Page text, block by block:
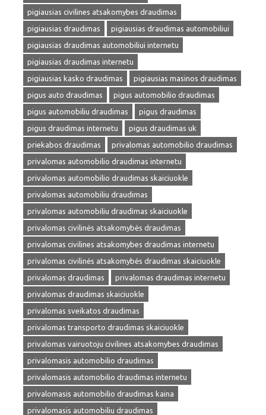
pigiausias civilines atsakomybes draudimas
pigiausias draudimas
pigiausias draudimas automobiliui
pigiausias draudimas automobiliui internetu
pigiausias draudimas internetu
pigiausias kasko draudimas
pigiausias masinos draudimas
pigus auto draudimas
pigus automobilio draudimas
pigus automobiliu draudimas
pigus draudimas
pigus draudimas internetu
pigus draudimas uk
priekabos draudimas
privalomas automobilio draudimas
privalomas automobilio draudimas internetu
privalomas automobilio draudimas skaiciuokle
privalomas automobiliu draudimas
privalomas automobiliu draudimas skaiciuokle
privalomas civilinės atsakomybės draudimas
privalomas civilines atsakomybes draudimas internetu
privalomas civilinės atsakomybės draudimas skaiciuokle
privalomas draudimas
privalomas draudimas internetu
privalomas draudimas skaiciuokle
privalomas sveikatos draudimas
privalomas transporto draudimas skaiciuokle
privalomas vairuotoju civilines atsakomybes draudimas
privalomasis automobilio draudimas
privalomasis automobilio draudimas internetu
privalomasis automobilio draudimas kaina
privalomasis automobiliu draudimas